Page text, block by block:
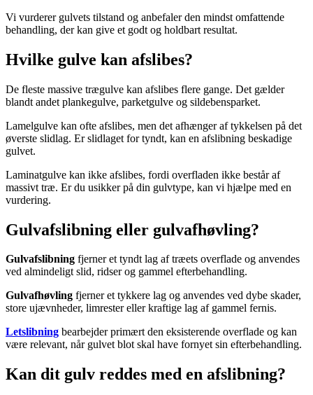
Vi vurderer gulvets tilstand og anbefaler den mindst omfattende
behandling, der kan give et godt og holdbart resultat.
Hvilke gulve kan afslibes?
De fleste massive trægulve kan afslibes flere gange. Det gælder
blandt andet plankegulve, parketgulve og sildebensparket.
Lamelgulve kan ofte afslibes, men det afhænger af tykkelsen på det
øverste slidlag. Er slidlaget for tyndt, kan en afslibning beskadige
gulvet.
Laminatgulve kan ikke afslibes, fordi overfladen ikke består af
massivt træ. Er du usikker på din gulvtype, kan vi hjælpe med en
vurdering.
Gulvafslibning eller gulvafhøvling?
Gulvafslibning fjerner et tyndt lag af træets overflade og anvendes
ved almindeligt slid, ridser og gammel efterbehandling.
Gulvafhøvling fjerner et tykkere lag og anvendes ved dybe skader,
store ujævnheder, limrester eller kraftige lag af gammel fernis.
Letslibning bearbejder primært den eksisterende overflade og kan
være relevant, når gulvet blot skal have fornyet sin efterbehandling.
Kan dit gulv reddes med en afslibning?